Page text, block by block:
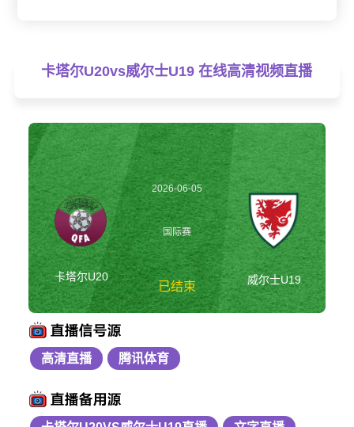
卡塔尔U20vs威尔士U19 在线高清视频直播
卡塔尔U20
2026-06-05
17:00:00
国际赛
已结束 威尔士U19
高清直播 腾讯体育